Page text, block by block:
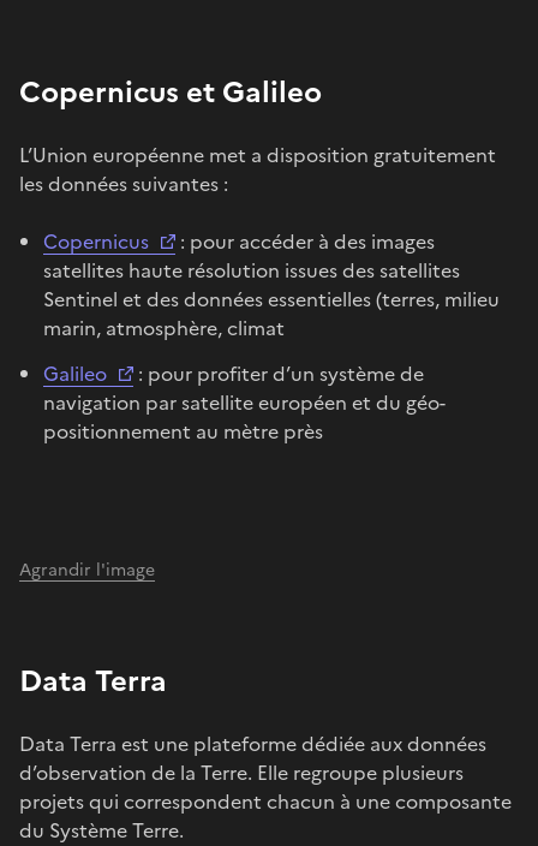
Copernicus et Galileo
L’Union européenne met a disposition gratuitement
les données suivantes :
Copernicus
: pour accéder à des images
satellites haute résolution issues des satellites
Sentinel et des données essentielles (terres, milieu
marin, atmosphère, climat
Galileo
: pour profiter d’un système de
navigation par satellite européen et du géo-
positionnement au mètre près
Agrandir l'image
Data Terra
Data Terra est une plateforme dédiée aux données
d’observation de la Terre. Elle regroupe plusieurs
projets qui correspondent chacun à une composante
du Système Terre.